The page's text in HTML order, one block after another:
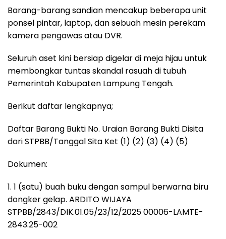
Barang-barang sandian mencakup beberapa unit
ponsel pintar, laptop, dan sebuah mesin perekam
kamera pengawas atau DVR.
Seluruh aset kini bersiap digelar di meja hijau untuk
membongkar tuntas skandal rasuah di tubuh
Pemerintah Kabupaten Lampung Tengah.
Berikut daftar lengkapnya;
Daftar Barang Bukti No. Uraian Barang Bukti Disita
dari STPBB/Tanggal Sita Ket (1) (2) (3) (4) (5)
Dokumen:
1. 1 (satu) buah buku dengan sampul berwarna biru
dongker gelap. ARDITO WIJAYA
STPBB/2843/DIK.01.05/23/12/2025 00006-LAMTE-
2843.25-002